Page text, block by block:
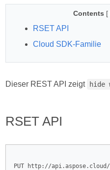
Contents [
RSET API
Cloud SDK-Familie
Dieser REST API zeigt hide
RSET API
PUT http://